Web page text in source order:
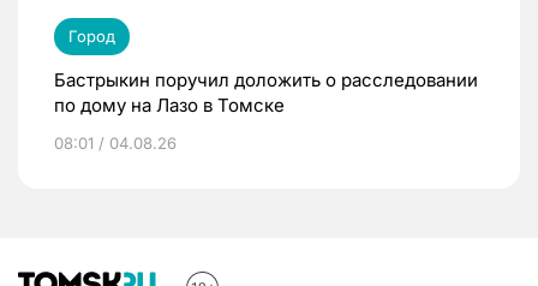
Город
Бастрыкин поручил доложить о расследовании
по дому на Лазо в Томске
08:01 / 04.08.26